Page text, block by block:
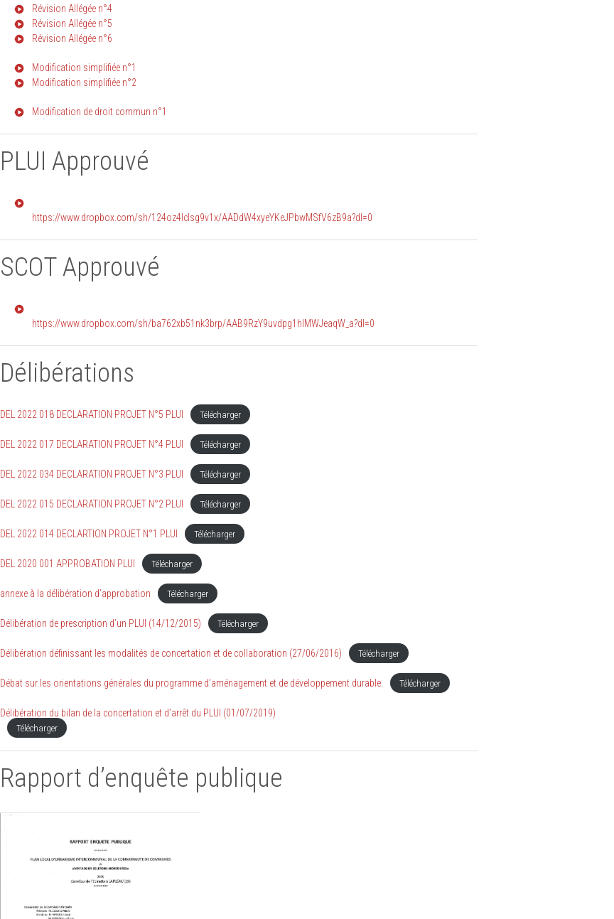
Révision Allégée n°4
Révision Allégée n°5
Révision Allégée n°6
Modification simplifiée n°1
Modification simplifiée n°2
Modification de droit commun n°1
PLUI Approuvé
https://www.dropbox.com/sh/124oz4lclsg9v1x/AADdW4xyeYKeJPbwMSfV6zB9a?dl=0
SCOT Approuvé
https://www.dropbox.com/sh/ba762xb51nk3brp/AAB9RzY9uvdpg1hlMWJeaqW_a?dl=0
Délibérations
DEL 2022 018 DECLARATION PROJET N°5 PLUI Télécharger
DEL 2022 017 DECLARATION PROJET N°4 PLUI Télécharger
DEL 2022 034 DECLARATION PROJET N°3 PLUI Télécharger
DEL 2022 015 DECLARATION PROJET N°2 PLUI Télécharger
DEL 2022 014 DECLARTION PROJET N°1 PLUI Télécharger
DEL 2020 001 APPROBATION PLUI Télécharger
annexe à la délibération d’approbation Télécharger
Délibération de prescription d’un PLUI (14/12/2015) Télécharger
Délibération définissant les modalités de concertation et de collaboration (27/06/2016) Télécharger
Débat sur les orientations générales du programme d’aménagement et de développement durable. Télécharger
Délibération du bilan de la concertation et d’arrêt du PLUI (01/07/2019)
Télécharger
Rapport d’enquête publique